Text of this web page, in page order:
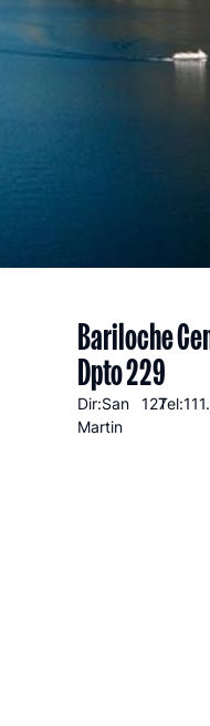
Bariloche
Dpto 229
Dir:San
Martin
127